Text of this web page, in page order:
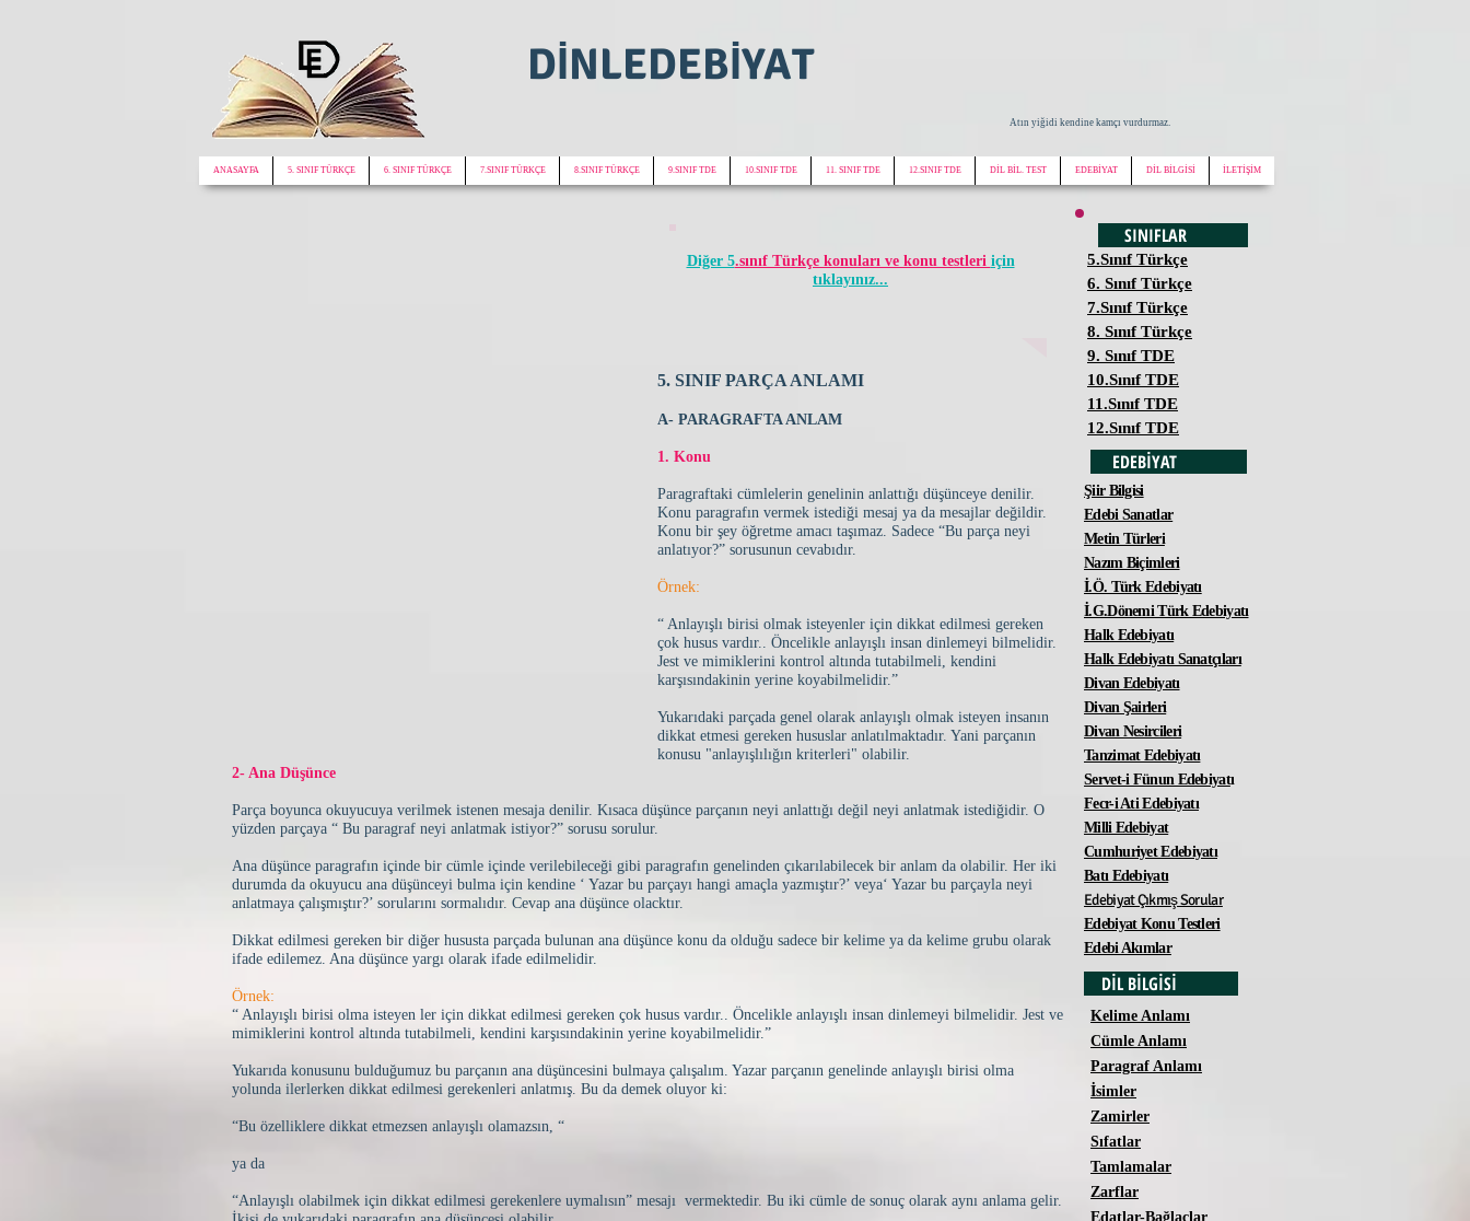
DİNLEDEBİYAT
Atın yiğidi kendine kamçı vurdurmaz.
ANASAYFA 5. SINIF TÜRKÇE 6. SINIF TÜRKÇE 7.SINIF TÜRKÇE 8.SINIF TÜRKÇE 9.SINIF TDE 10.SINIF TDE 11. SINIF TDE 12.SINIF TDE DİL BİL. TEST EDEBİYAT DİL BİLGİSİ İLETİŞİM
Diğer 5.sınıf Türkçe konuları ve konu testleri için
tıklayınız...
5. SINIF PARÇA ANLAMI
A- PARAGRAFTA ANLAM
1. Konu
Paragraftaki cümlelerin genelinin anlattığı düşünceye denilir.
Konu paragrafın vermek istediği mesaj ya da mesajlar değildir.
Konu bir şey öğretme amacı taşımaz. Sadece “Bu parça neyi
anlatıyor?” sorusunun cevabıdır.
Örnek:
“ Anlayışlı birisi olmak isteyenler için dikkat edilmesi gereken
çok husus vardır.. Öncelikle anlayışlı insan dinlemeyi bilmelidir.
Jest ve mimiklerini kontrol altında tutabilmeli, kendini
karşısındakinin yerine koyabilmelidir.”
Yukarıdaki parçada genel olarak anlayışlı olmak isteyen insanın
dikkat etmesi gereken hususlar anlatılmaktadır. Yani parçanın
konusu "anlayışlılığın kriterleri" olabilir.
2- Ana Düşünce
Parça boyunca okuyucuya verilmek istenen mesaja denilir. Kısaca düşünce parçanın neyi anlattığı değil neyi anlatmak istediğidir. O
yüzden parçaya “ Bu paragraf neyi anlatmak istiyor?” sorusu sorulur.
Ana düşünce paragrafın içinde bir cümle içinde verilebileceği gibi paragrafın genelinden çıkarılabilecek bir anlam da olabilir. Her iki
durumda da okuyucu ana düşünceyi bulma için kendine ‘ Yazar bu parçayı hangi amaçla yazmıştır?’ veya‘ Yazar bu parçayla neyi
anlatmaya çalışmıştır?’ sorularını sormalıdır. Cevap ana düşünce olacktır.
Dikkat edilmesi gereken bir diğer hususta parçada bulunan ana düşünce konu da olduğu sadece bir kelime ya da kelime grubu olarak
ifade edilemez. Ana düşünce yargı olarak ifade edilmelidir.
Örnek:
“ Anlayışlı birisi olma isteyen ler için dikkat edilmesi gereken çok husus vardır.. Öncelikle anlayışlı insan dinlemeyi bilmelidir. Jest ve
mimiklerini kontrol altında tutabilmeli, kendini karşısındakinin yerine koyabilmelidir.”
Yukarıda konusunu bulduğumuz bu parçanın ana düşüncesini bulmaya çalışalım. Yazar parçanın genelinde anlayışlı birisi olma
yolunda ilerlerken dikkat edilmesi gerekenleri anlatmış. Bu da demek oluyor ki:
“Bu özelliklere dikkat etmezsen anlayışlı olamazsın, “
ya da
“Anlayışlı olabilmek için dikkat edilmesi gerekenlere uymalısın” mesajı vermektedir. Bu iki cümle de sonuç olarak aynı anlama gelir.
SINIFLAR
5.Sınıf Türkçe
6. Sınıf Türkçe
7.Sınıf Türkçe
8. Sınıf Türkçe
9. Sınıf TDE
10.Sınıf TDE
11.Sınıf TDE
12.Sınıf TDE
EDEBİYAT
Şiir Bilgisi
Edebi Sanatlar
Metin Türleri
Nazım Biçimleri
İ.Ö. Türk Edebiyatı
İ.G.Dönemi Türk Edebiyatı
Halk Edebiyatı
Halk Edebiyatı Sanatçıları
Divan Edebiyatı
Divan Şairleri
Divan Nesircileri
Tanzimat Edebiyatı
Servet-i Fünun Edebiyatı
Fecr-i Ati Edebiyatı
Milli Edebiyat
Cumhuriyet Edebiyatı
Batı Edebiyatı
Edebiyat Çıkmış Sorular
Edebiyat Konu Testleri
Edebi Akımlar
DİL BİLGİSİ
Kelime Anlamı
Cümle Anlamı
Paragraf Anlamı
İsimler
Zamirler
Sıfatlar
Tamlamalar
Zarflar
Edatlar-Bağlaçlar